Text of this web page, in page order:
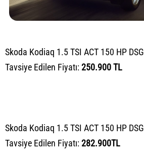
Skoda Kodiaq 1.5 TSI ACT 150 HP DSG
Tavsiye Edilen Fiyatı:250.900 TL
Skoda Kodiaq 1.5 TSI ACT 150 HP DSG
Tavsiye Edilen Fiyatı:282.900TL